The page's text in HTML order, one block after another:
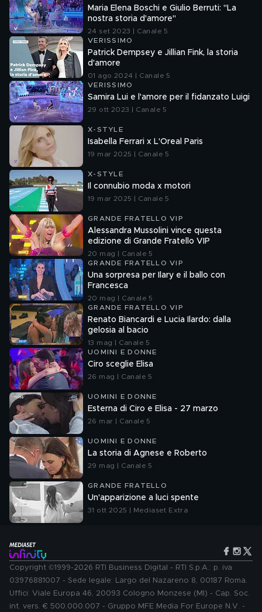
Maria Elena Boschi e Giulio Berruti: "La
nostra storia d'amore"
24 set 2023 | Canale 5
VERISSIMO
Patrick Dempsey e Jillian Fink, la storia
d'amore
01 ago 2024 | Canale 5
VERISSIMO
Samira Lui e l'amore per il fidanzato Luigi
29 ott 2023 | Canale 5
X-STYLE
Isabella Ferrari x L'Oreal Paris
19 mar 2025 | Canale 5
X-STYLE
Il connubio moda x motori
19 mar 2025 | Canale 5
GRANDE FRATELLO VIP
Alessandra Mussolini vince questa
edizione di Grande Fratello VIP
20 mag | Canale 5
GRANDE FRATELLO VIP
Una sorpresa per Ilary e il ballo con
Francesca
20 mag | Canale 5
GRANDE FRATELLO VIP
Renato Biancardi e Lucia Ilardo: dalla
gelosia al bacio
13 mag | Canale 5
UOMINI E DONNE
Ciro sceglie Elisa
26 mag | Canale 5
UOMINI E DONNE
Esterna di Ciro e Elisa - 27 marzo
26 mar | Canale 5
UOMINI E DONNE
La storia di Agnese e Roberto
29 mag | Canale 5
GRANDE FRATELLO
Un'apparizione a luci spente
31 ott 2025 | Mediaset Extra
Copyright ©1999-2026 RTI Business Digital - RTI S.p.A.: p. iva
03976881007 - Sede legale: Largo del Nazareno 8, 00187 Roma.
Uffici: Viale Europa 46, 20093 Cologno Monzese (MI) - Cap. Soc.
int. vers. € 500.000.007 - Gruppo MFE Media For Europe N.V. -